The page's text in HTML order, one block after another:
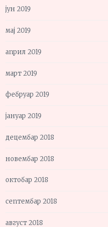
јун 2019
мај 2019
април 2019
март 2019
фебруар 2019
јануар 2019
децембар 2018
новембар 2018
октобар 2018
септембар 2018
август 2018